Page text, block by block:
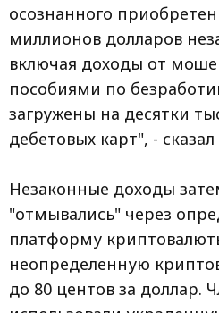
осознанного
миллионов долларов
включая доходы от
пособиями по
загружены на десятки
дебетовых карт", - сказал
Незаконные доходы
"отмывались" через
платформу
неопределенную
до 80 центов за доллар.